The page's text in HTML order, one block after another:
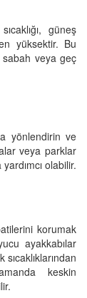
güneş
yüksektir. Bu
veya geç
yönlendirin ve
veya parklar
olabilir.
korumak
ayakkabılar
keskin